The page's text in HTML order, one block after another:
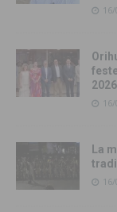
2026
La